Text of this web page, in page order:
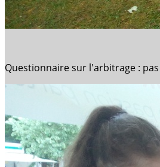
Questionnaire sur l'arbitrage : pas